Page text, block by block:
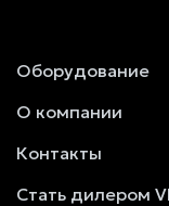
Оборудование
О компании
Контакты
Стать дилером